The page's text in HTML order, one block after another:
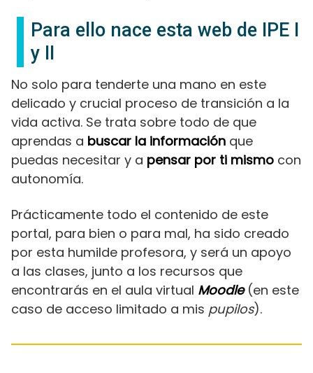
Para ello nace esta web de IPE I
y II
No solo para tenderte una mano en este
delicado y crucial proceso de transición a la
vida activa. Se trata sobre todo de que
aprendas a buscar la información que
puedas necesitar y a pensar por ti mismo con
autonomía.
Prácticamente todo el contenido de este
portal, para bien o para mal, ha sido creado
por esta humilde profesora, y será un apoyo
a las clases, junto a los recursos que
encontrarás en el aula virtual Moodle(en este
caso de acceso limitado a mis pupilos).